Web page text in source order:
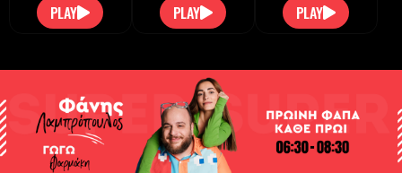
PLAY PLAY PLAY